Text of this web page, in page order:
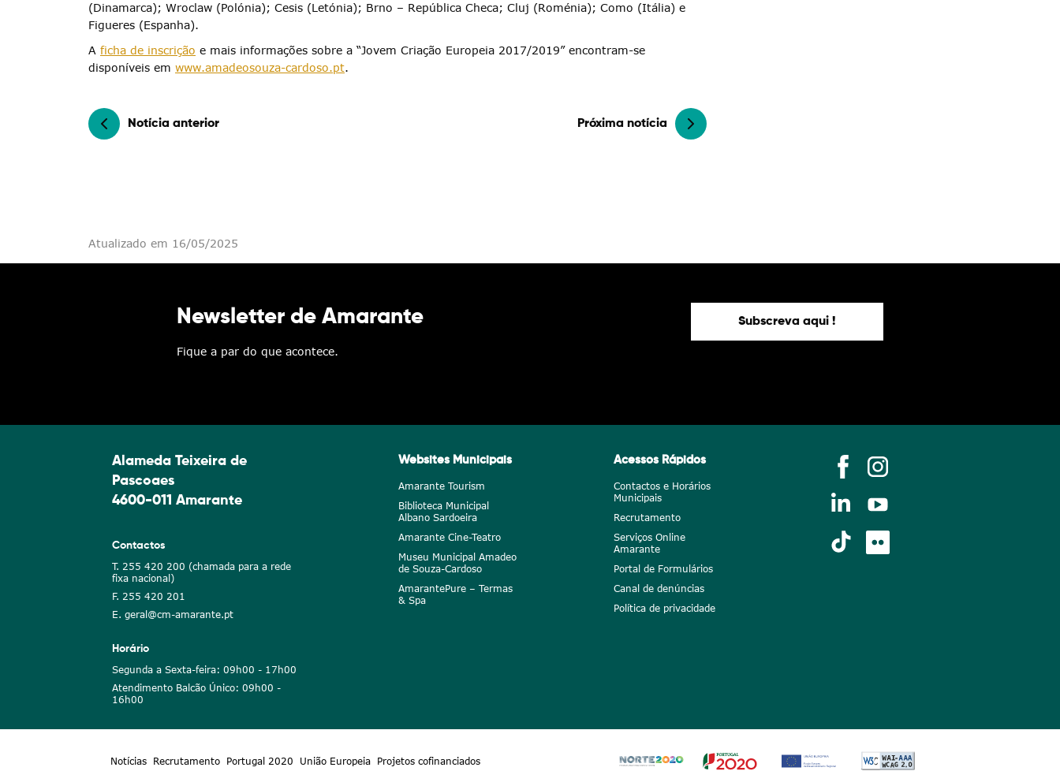
Filtros
(Dinamarca); Wroclaw (Polónia); Cesis (Letónia); Brno – República Checa; Cluj (Roménia); Como (Itália) e
Figueres (Espanha).
A ficha de inscrição e mais informações sobre a “Jovem Criação Europeia 2017/2019” encontram-se
disponíveis em www.amadeosouza-cardoso.pt.
Notícia anterior Próxima notícia
Atualizado em 16/05/2025
Newsletter de Amarante
Fique a par do que acontece.
Subscreva aqui !
Alameda Teixeira de
Pascoaes
4600-011 Amarante
Contactos
T. 255 420 200 (chamada para a rede
fixa nacional)
F. 255 420 201
E. geral@cm-amarante.pt
Horário
Segunda a Sexta-feira: 09h00 - 17h00
Atendimento Balcão Único: 09h00 -
16h00
Websites Municipais
Amarante Tourism
Biblioteca Municipal
Albano Sardoeira
Amarante Cine-Teatro
Museu Municipal Amadeo
de Souza-Cardoso
AmarantePure – Termas
& Spa
Acessos Rápidos
Contactos e Horários
Municipais
Recrutamento
Serviços Online
Amarante
Portal de Formulários
Canal de denúncias
Política de privacidade
Notícias Recrutamento Portugal 2020 União Europeia Projetos cofinanciados